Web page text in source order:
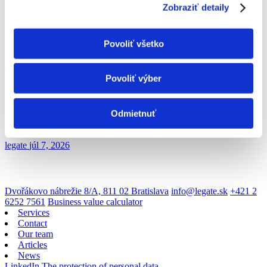
Zobraziť detaily
Povoliť všetko
Povoliť výber
Odmietnuť
Acquisition of 130km Optical Infrastructure
JUDr. Norbert Havrila júl 24, 2026
New Packaging Rules from 12 August 2026: What
legate júl 7, 2026
Dvořákovo nábrežie 8/A, 811 02 Bratislava info@legate.sk +421 2
6252 7561 Business value calculator
Services
Contact
Our team
Articles
News